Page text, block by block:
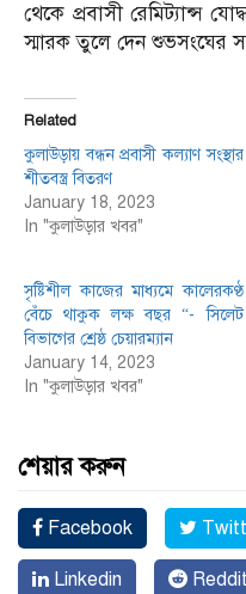
থেকে প্রবাসী রেমিট্যান্স
স্মারক তুলে দেন শুভসংঘের
Related
কুলাউড়ায় বন্ধন প্রবাসী কল্যাণ সংস্থার
শীতবস্ত্র বিতরণ
January 18, 2023
In "কুলাউড়ার খবর"
সৃষ্টিশীল কাজের মাধ্যমে কালেরকণ্ঠ
বেঁচে থাকুক লক্ষ বছর “- সিলেট
বিভাগের শ্রেষ্ঠ চেয়ারম্যান
January 14, 2023
In "কুলাউড়ার খবর"
শেয়ার করুন
Facebook
Linkedin Reddit